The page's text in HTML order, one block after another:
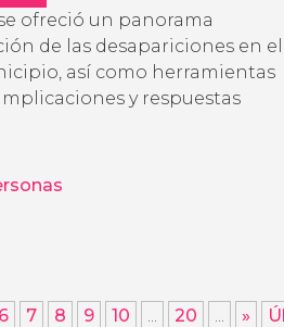
ofreció un panorama
de las desapariciones en el
así como herramientas
y respuestas
6 7 8 9 10 20 »